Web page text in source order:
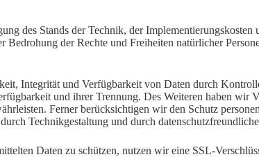
des Stands der Technik, der
der Rechte und Freiheiten natürlicher
Integrität und Verfügbarkeit von Daten durch
und ihrer Trennung. Des Weiteren haben wir
Ferner berücksichtigen wir den Schutz
Technikgestaltung und durch
Daten zu schützen, nutzen wir eine SSL-